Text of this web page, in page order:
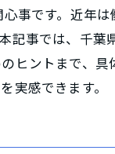
事です。近年
事では、千
ントまで、
実感できます。